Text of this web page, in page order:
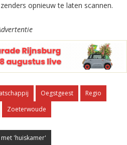
opnieuw te laten scannen.
Oegstgeest
Regio
Zoeterwoude
'huiskamer'